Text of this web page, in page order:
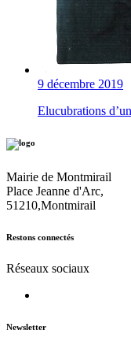
9 décembre 2019
Elucubrations
Mairie de Montmirail
Place Jeanne d'Arc,
51210,Montmirail
Restons connectés
Réseaux sociaux
Newsletter